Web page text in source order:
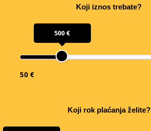
Koji iznos trebate?
500 €
50 €
Koji rok plaćanja želite?